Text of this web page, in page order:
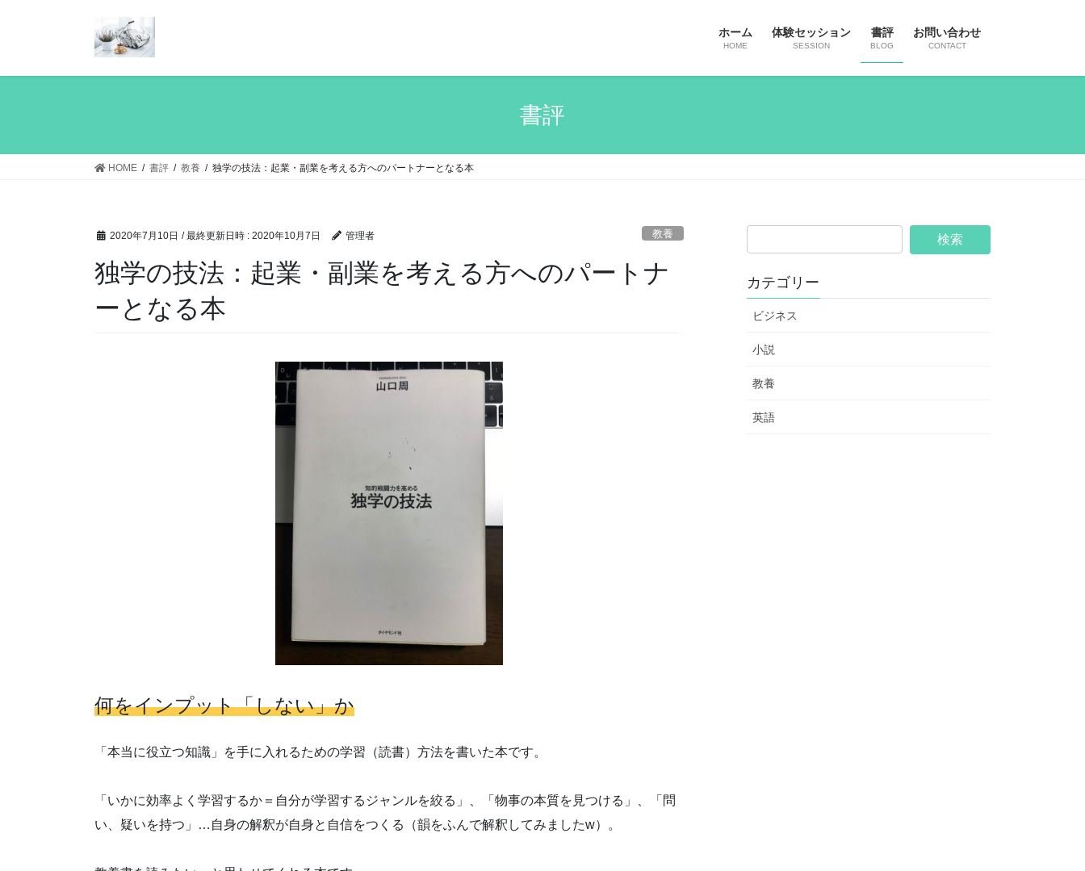
ホーム
HOME
体験セッション
SESSION
書評
BLOG
お問い合わせ
CONTACT
書評
HOME 書評 教養 独学の技法：起業・副業を考える方へのパートナーとなる本
2020年7月10日 / 最終更新日時 : 2020年10月7日 管理者 教養
独学の技法：起業・副業を考える方へのパートナ
ーとなる本
何をインプット「しない」か
「本当に役立つ知識」を手に入れるための学習（読書）方法を書いた本です。
「いかに効率よく学習するか＝自分が学習するジャンルを絞る」、「物事の本質を見つける」、「問
い、疑いを持つ」…自身の解釈が自身と自信をつくる（韻をふんで解釈してみましたw）。
カテゴリー
ビジネス
小説
教養
英語